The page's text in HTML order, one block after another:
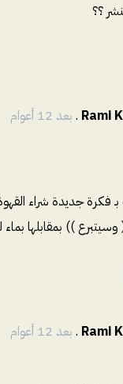
؟؟
Rami
. بعد 12 أعوام
فكرة جديدة شراء
)) بمقابلها
Rami
. بعد 12 أعوام